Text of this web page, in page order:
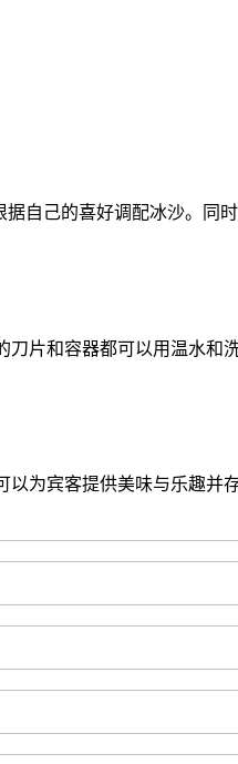
自己的喜好调配冰沙。同
片和容器都可以用温水和
为宾客提供美味与乐趣并